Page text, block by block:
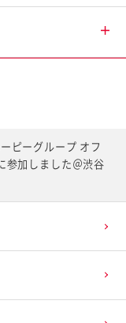
ピーグループ オフ
参加しました＠渋谷